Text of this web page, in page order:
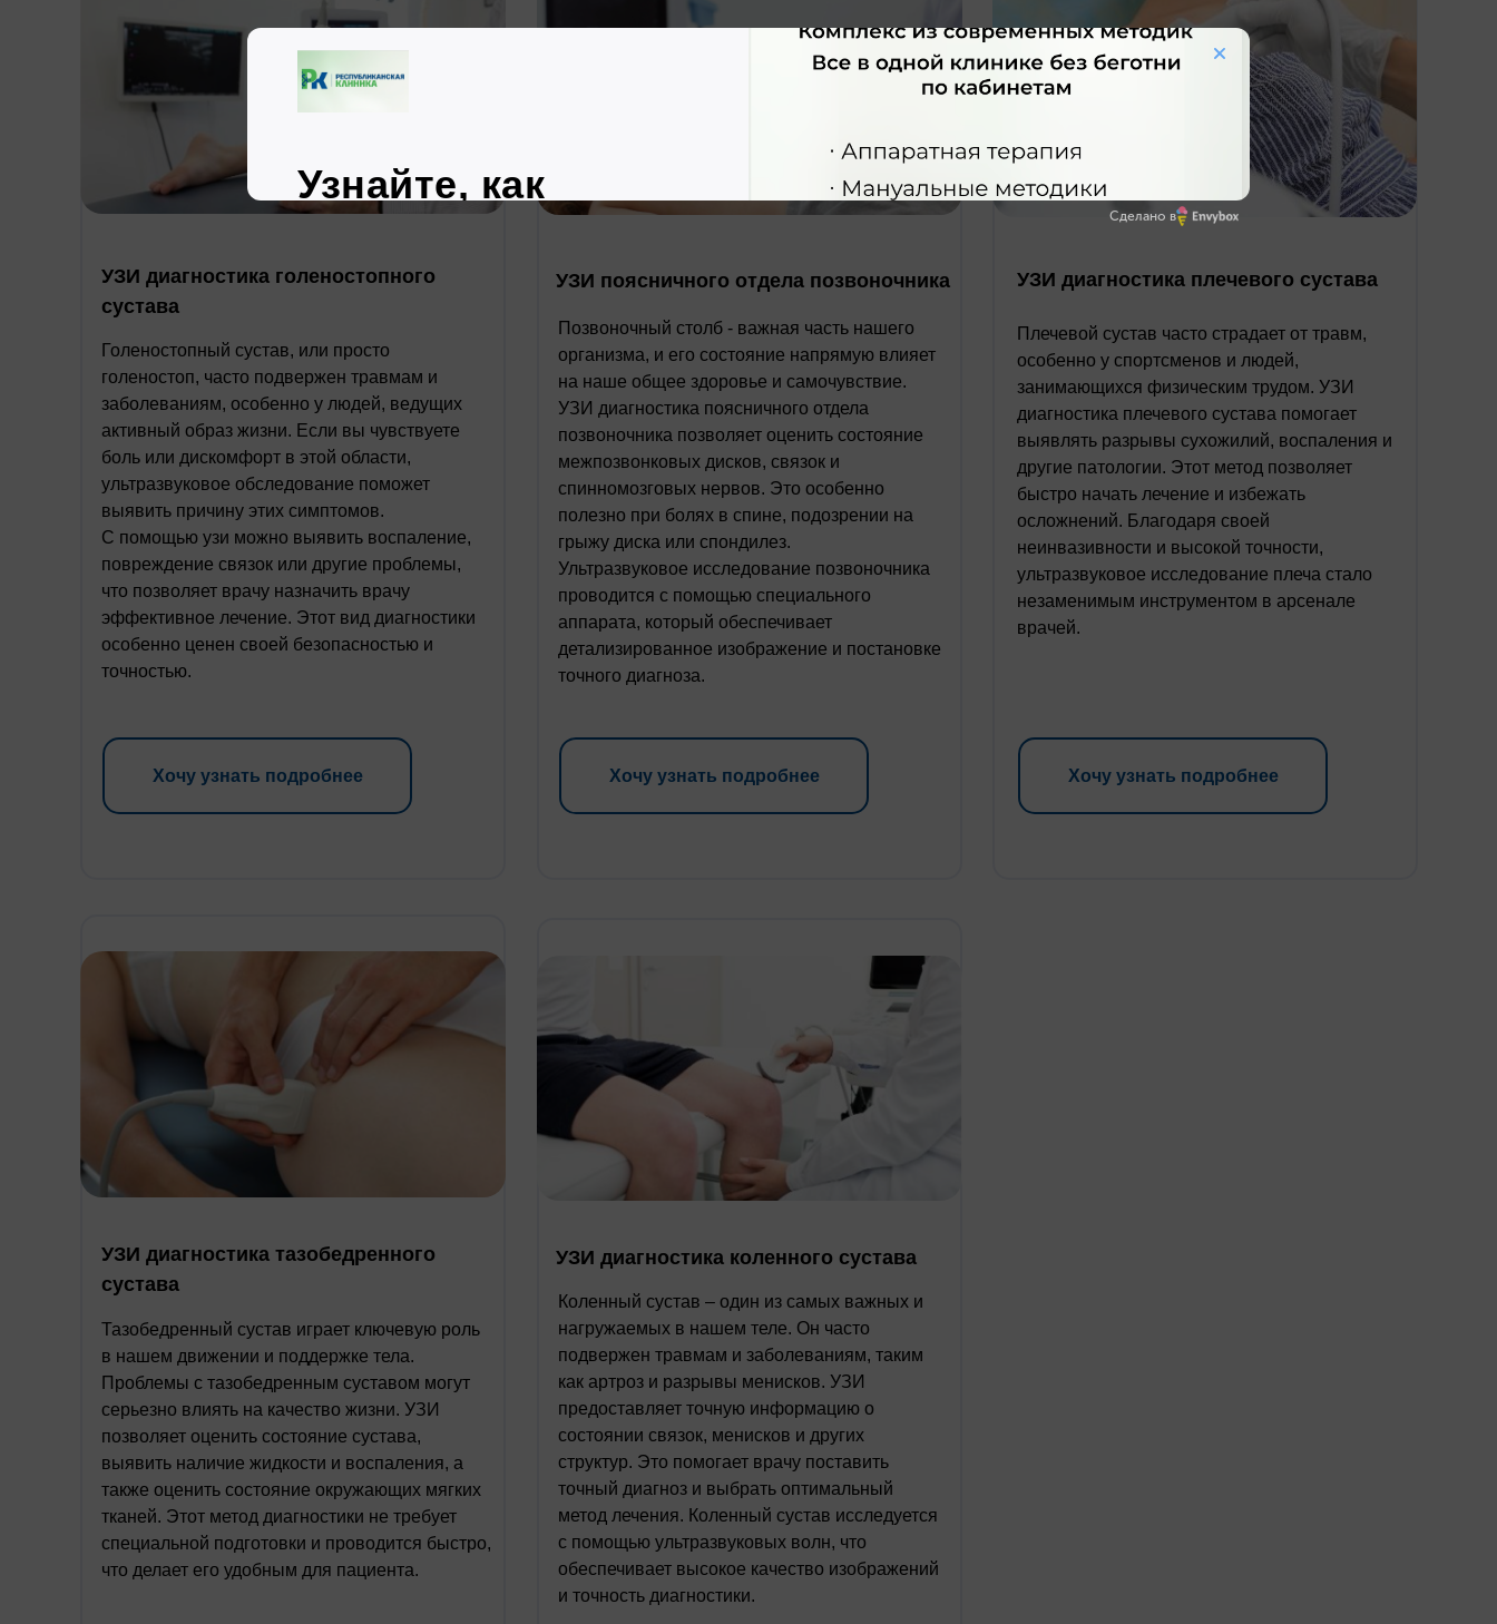
УЗИ диагностика голеностопного
сустава
Голеностопный сустав, или просто
голеностоп, часто подвержен травмам и
заболеваниям, особенно у людей, ведущих
активный образ жизни. Если вы чувствуете
боль или дискомфорт в этой области,
ультразвуковое обследование поможет
выявить причину этих симптомов.
С помощью узи можно выявить воспаление,
повреждение связок или другие проблемы,
что позволяет врачу назначить врачу
эффективное лечение. Этот вид диагностики
особенно ценен своей безопасностью и
точностью.
УЗИ поясничного отдела позвоночника
Позвоночный столб - важная часть нашего
организма, и его состояние напрямую влияет
на наше общее здоровье и самочувствие.
УЗИ диагностика поясничного отдела
позвоночника позволяет оценить состояние
межпозвонковых дисков, связок и
спинномозговых нервов. Это особенно
полезно при болях в спине, подозрении на
грыжу диска или спондилез.
Ультразвуковое исследование позвоночника
проводится с помощью специального
аппарата, который обеспечивает
детализированное изображение и постановке
точного диагноза.
Хочу узнать подробнее
УЗИ диагностика плечевого сустава
Плечевой сустав часто страдает от травм,
особенно у спортсменов и людей,
занимающихся физическим трудом. УЗИ
диагностика плечевого сустава помогает
выявлять разрывы сухожилий, воспаления и
другие патологии. Этот метод позволяет
быстро начать лечение и избежать
осложнений. Благодаря своей
неинвазивности и высокой точности,
ультразвуковое исследование плеча стало
незаменимым инструментом в арсенале
врачей.
Хочу узнать подробнее Хочу узнать подробнее
УЗИ диагностика тазобедренного
сустава
Тазобедренный сустав играет ключевую роль
в нашем движении и поддержке тела.
Проблемы с тазобедренным суставом могут
серьезно влиять на качество жизни. УЗИ
позволяет оценить состояние сустава,
выявить наличие жидкости и воспаления, а
также оценить состояние окружающих мягких
тканей. Этот метод диагностики не требует
специальной подготовки и проводится быстро,
что делает его удобным для пациента.
УЗИ диагностика коленного сустава
Коленный сустав – один из самых важных и
нагружаемых в нашем теле. Он часто
подвержен травмам и заболеваниям, таким
как артроз и разрывы менисков. УЗИ
предоставляет точную информацию о
состоянии связок, менисков и других
структур. Это помогает врачу поставить
точный диагноз и выбрать оптимальный
метод лечения. Коленный сустав исследуется
с помощью ультразвуковых волн, что
обеспечивает высокое качество изображений
и точность диагностики.
Сделано в